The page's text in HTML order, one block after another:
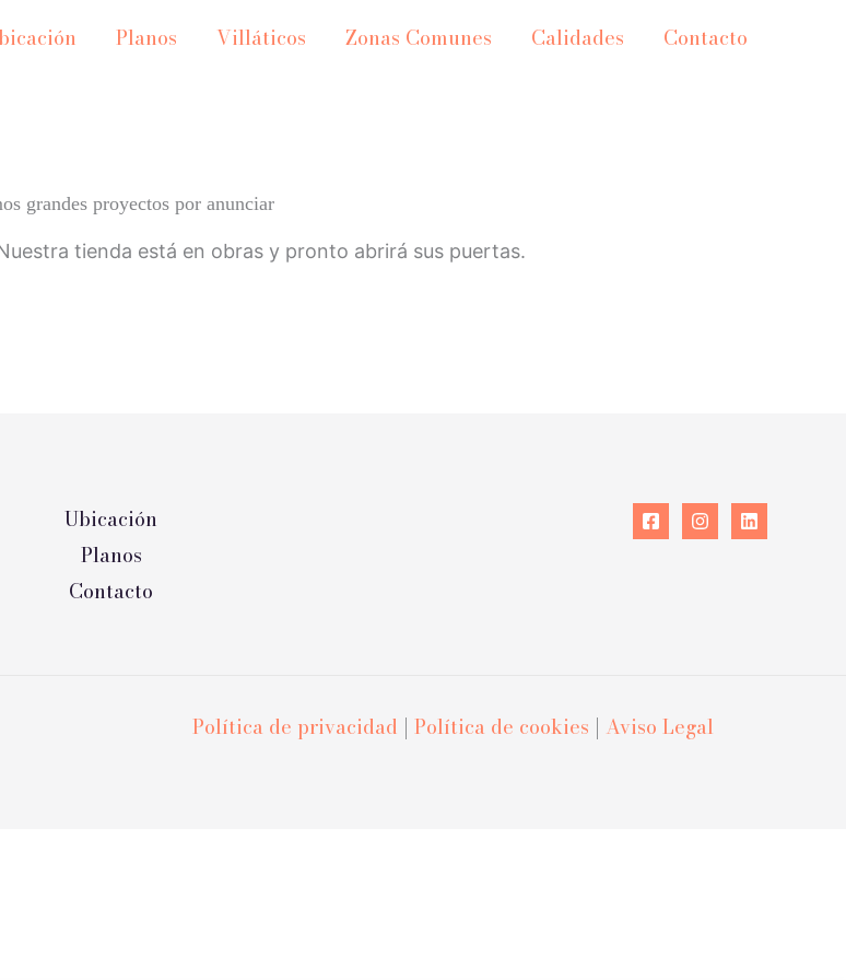
Planos Villáticos Zonas Comunes Calidades Contacto
grandes proyectos por anunciar
tienda está en obras y pronto abrirá sus puertas.
Ubicación
Planos
Contacto
Política de privacidad | Política de cookies | Aviso Legal